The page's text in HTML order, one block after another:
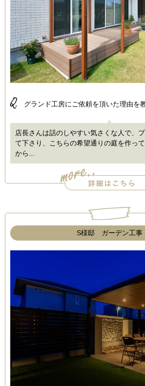
Q. グランド工房にご依頼を頂いた理由を
店長さんは話のしやすい気さくな人で、
て下さり、こちらの希望通りの庭を作っ
から...
S様邸 ガーデン工事